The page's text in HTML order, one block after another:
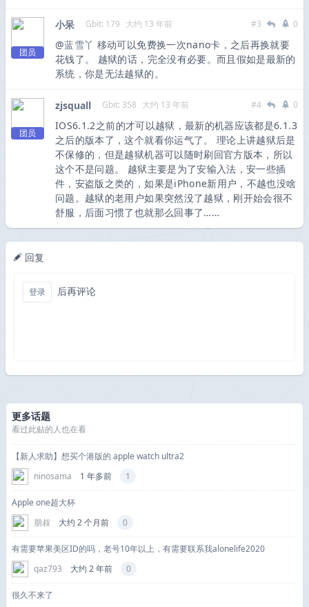
团员
小呆 Gbit: 179 大约 13 年前 #3 0
@蓝雪丫 移动可以免费换一次nano卡，之后再换就要
花钱了。 越狱的话，完全没有必要。而且假如是最新的
系统，你是无法越狱的。
团员
zjsquall Gbit: 358 大约 13 年前 #4 0
IOS6.1.2之前的才可以越狱，最新的机器应该都是6.1.3
之后的版本了，这个就看你运气了。 理论上讲越狱后是
不保修的，但是越狱机器可以随时刷回官方版本，所以
这个不是问题。 越狱主要是为了安输入法，安一些插
件，安盗版之类的，如果是iPhone新用户，不越也没啥
问题。越狱的老用户如果突然没了越狱，刚开始会很不
舒服，后面习惯了也就那么回事了……
回复
登录 后再评论
更多话题
看过此贴的人也在看
【新人求助】想买个港版的 apple watch ultra2
ninosama
1 年多前 1
Apple one超大杯
朋叔
大约 2 个月前 0
有需要苹果美区ID的吗，老号10年以上，有需要联系我alonelife2020
qaz793
大约 2 年前 0
很久不来了